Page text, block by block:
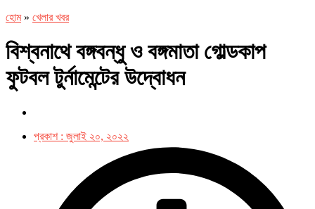
হোম» খেলার খবর
বিশ্বনাথে বঙ্গবন্ধু ও বঙ্গমাতা গোল্ডকাপ
ফুটবল টুর্নামেন্টের উদ্বোধন
প্রকাশ : জুলাই ২০, ২০২২